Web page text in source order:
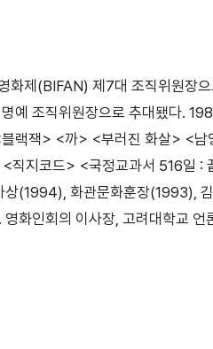
화제(BIFAN) 제7대 조직위원장
예 조직위원장으로 추대됐다.
랙잭> <까> <부러진 화살> <
지코드> <국정교과서 516일 :
(1994), 화관문화훈장(1993),
영화인회의 이사장, 고려대학교